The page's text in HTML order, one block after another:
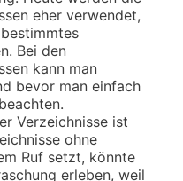
eher verwendet,
Bei den
kann man
bevor man einfach
Verzeichnisse ist
ohne
Ruf setzt, könnte
erleben, weil